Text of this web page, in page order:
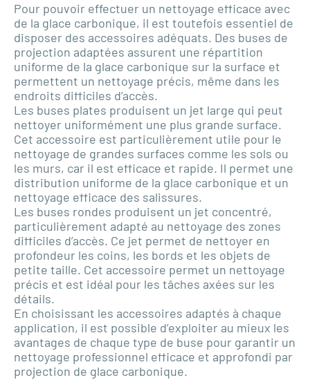
Pour pouvoir effectuer un nettoyage efficace avec
de la glace carbonique, il est toutefois essentiel de
disposer des accessoires adéquats. Des buses de
projection adaptées assurent une répartition
uniforme de la glace carbonique sur la surface et
permettent un nettoyage précis, même dans les
endroits difficiles d’accès.
Les buses plates produisent un jet large qui peut
nettoyer uniformément une plus grande surface.
Cet accessoire est particulièrement utile pour le
nettoyage de grandes surfaces comme les sols ou
les murs, car il est efficace et rapide. Il permet une
distribution uniforme de la glace carbonique et un
nettoyage efficace des salissures.
Les buses rondes produisent un jet concentré,
particulièrement adapté au nettoyage des zones
difficiles d’accès. Ce jet permet de nettoyer en
profondeur les coins, les bords et les objets de
petite taille. Cet accessoire permet un nettoyage
précis et est idéal pour les tâches axées sur les
détails.
En choisissant les accessoires adaptés à chaque
application, il est possible d’exploiter au mieux les
avantages de chaque type de buse pour garantir un
nettoyage professionnel efficace et approfondi par
projection de glace carbonique.